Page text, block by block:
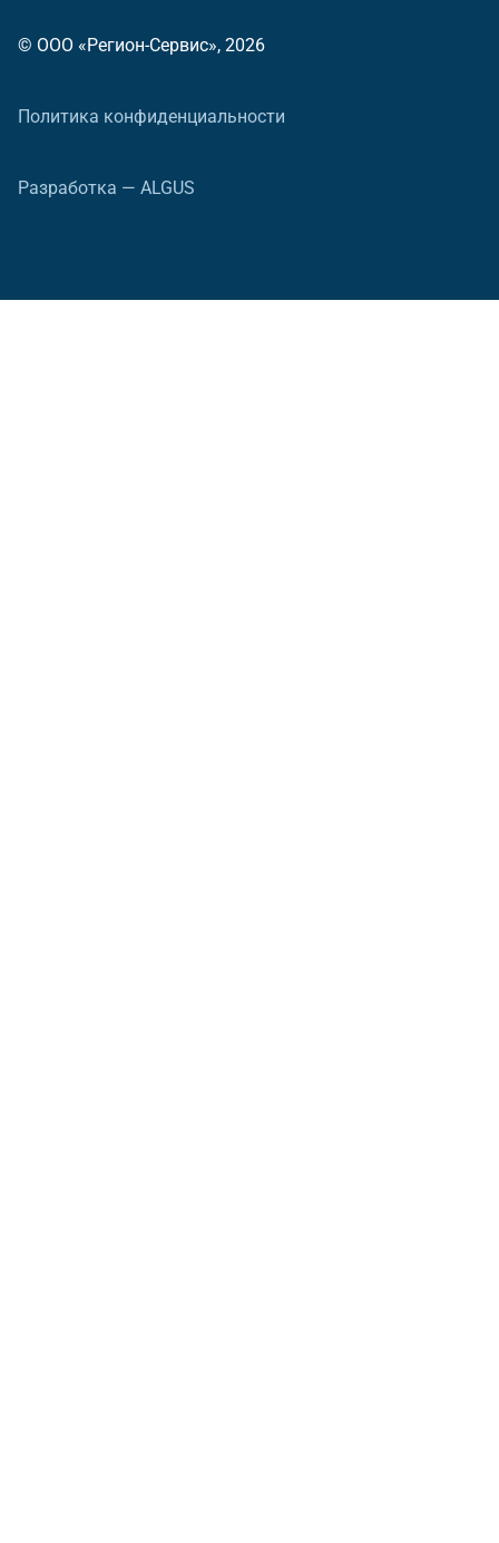
© ООО «Регион-Сервис», 2026
Политика конфиденциальности
Разработка — ALGUS